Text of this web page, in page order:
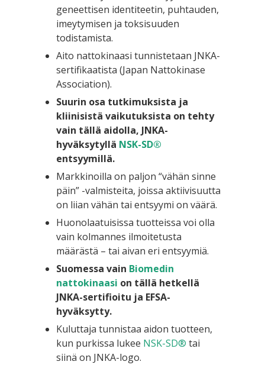
geneettisen identiteetin, puhtauden,
imeytymisen ja toksisuuden
todistamista.
Aito nattokinaasi tunnistetaan JNKA-
sertifikaatista (Japan Nattokinase
Association).
Suurin osa tutkimuksista ja
kliinisistä vaikutuksista on tehty
vain tällä aidolla, JNKA-
hyväksytyllä NSK-SD®
entsyymillä.
Markkinoilla on paljon “vähän sinne
päin” -valmisteita, joissa aktiivisuutta
on liian vähän tai entsyymi on väärä.
Huonolaatuisissa tuotteissa voi olla
vain kolmannes ilmoitetusta
määrästä – tai aivan eri entsyymiä.
Suomessa vain Biomedin
nattokinaasi on tällä hetkellä
JNKA-sertifioitu ja EFSA-
hyväksytty.
Kuluttaja tunnistaa aidon tuotteen,
kun purkissa lukee NSK-SD® tai
siinä on JNKA-logo.